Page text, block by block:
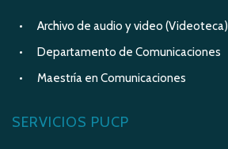
Archivo de audio y video (Videoteca)
Departamento de Comunicaciones
Maestría en Comunicaciones
SERVICIOS PUCP